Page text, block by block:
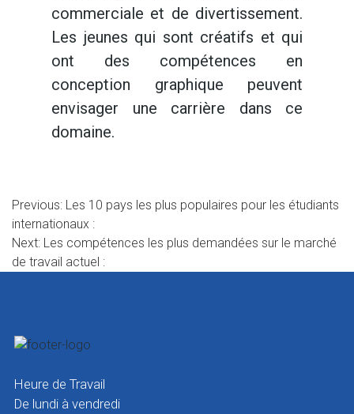
commerciale et de divertissement.
Les jeunes qui sont créatifs et qui
ont des compétences en
conception graphique peuvent
envisager une carrière dans ce
domaine.
Navigation
de
l’article
Previous: Les 10 pays les plus populaires pour les étudiants
internationaux :
Next: Les compétences les plus demandées sur le marché
de travail actuel :
Heure de Travail
De lundi à vendredi